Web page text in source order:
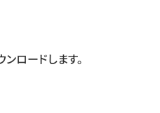
ロードします。